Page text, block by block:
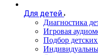
Для детей
Диагностика
Игровая
Подбор